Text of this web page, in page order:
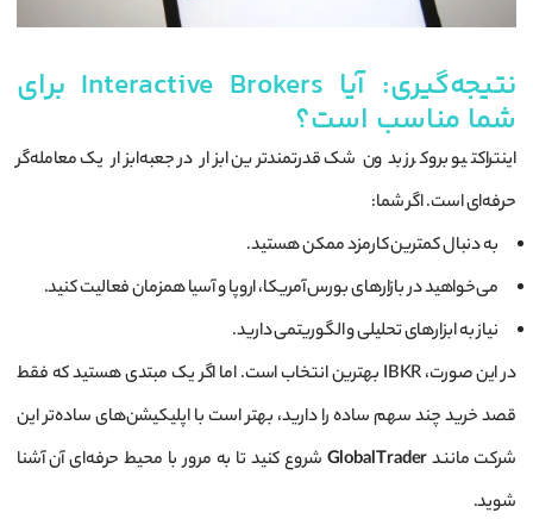
نتیجه‌گیری: آیا Interactive Brokers برای
شما مناسب است؟
اینتراکتیو بروکرز بدون شک قدرتمندترین ابزار در جعبه‌ابزار یک معامله‌گر
حرفه‌ای است. اگر شما:
به دنبال کمترین کارمزد ممکن هستید.
می‌خواهید در بازارهای بورس آمریکا، اروپا و آسیا همزمان فعالیت کنید.
نیاز به ابزارهای تحلیلی و الگوریتمی دارید.
در این صورت، IBKR بهترین انتخاب است. اما اگر یک مبتدی هستید که فقط
قصد خرید چند سهم ساده را دارید، بهتر است با اپلیکیشن‌های ساده‌تر این
شرکت مانندGlobalTrader شروع کنید تا به مرور با محیط حرفه‌ای آن آشنا
شوید.